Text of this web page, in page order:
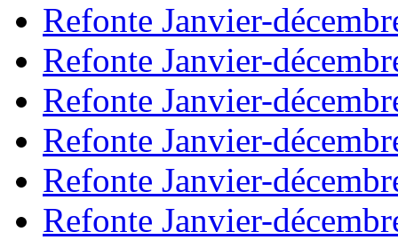
Refonte Janvier-
Refonte Janvier-
Refonte Janvier-
Refonte Janvier-
Refonte Janvier-
Refonte Janvier-